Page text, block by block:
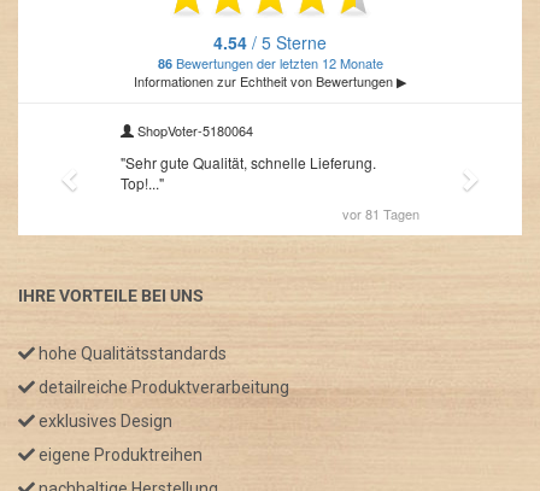
IHRE VORTEILE BEI UNS
hohe Qualitätsstandards
detailreiche Produktverarbeitung
exklusives Design
eigene Produktreihen